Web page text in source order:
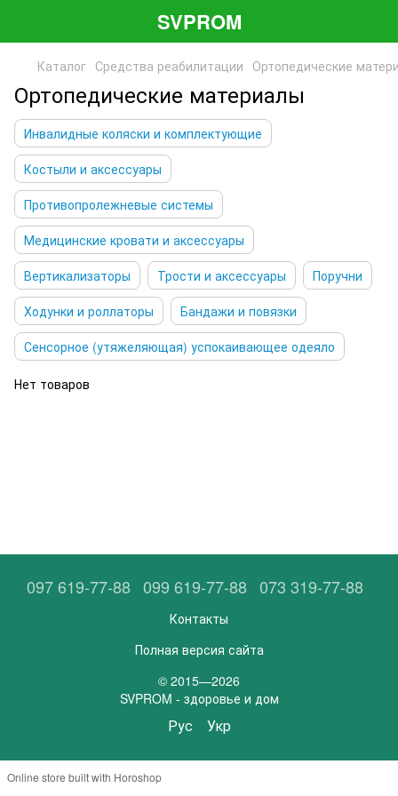
SVPROM
Каталог Средства реабилитации Ортопедические
Ортопедические материалы
Инвалидные коляски и комплектующие
Костыли и аксессуары
Противопролежневые системы
Медицинские кровати и аксессуары
Вертикализаторы
Трости и аксессуары
Поручни
Ходунки и роллаторы
Бандажи и повязки
Сенсорное (утяжеляющая) успокаивающее одеяло
Нет товаров
097 619-77-88 099 619-77-88 073 319-77-88
Контакты
Полная версия сайта
© 2015—2026
SVPROM - здоровье и дом
Рус Укр
Online store built with Horoshop